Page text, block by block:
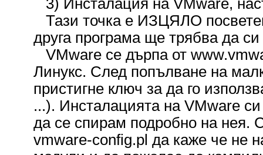
3) Инсталация на VMware,
Тази точка е ИЗЦЯЛО
друга програма ще трябва да
VMware се дърпа от
Линукс. След попълване на
пристигне ключ за да го
...). Инсталацията на VMware
да се спирам подробно на
vmware-config.pl да каже че не